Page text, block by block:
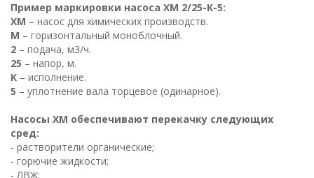
Пример маркировки насоса ХМ 2/25-К-5:
ХМ – насос для химических производств.
М – горизонтальный моноблочный.
2 – подача, м3/ч.
25 – напор, м.
К – исполнение.
5 – уплотнение вала торцевое (одинарное).
Насосы ХМ обеспечивают перекачку следующих
сред:
- растворители органические;
- горючие жидкости;
- ЛВЖ;